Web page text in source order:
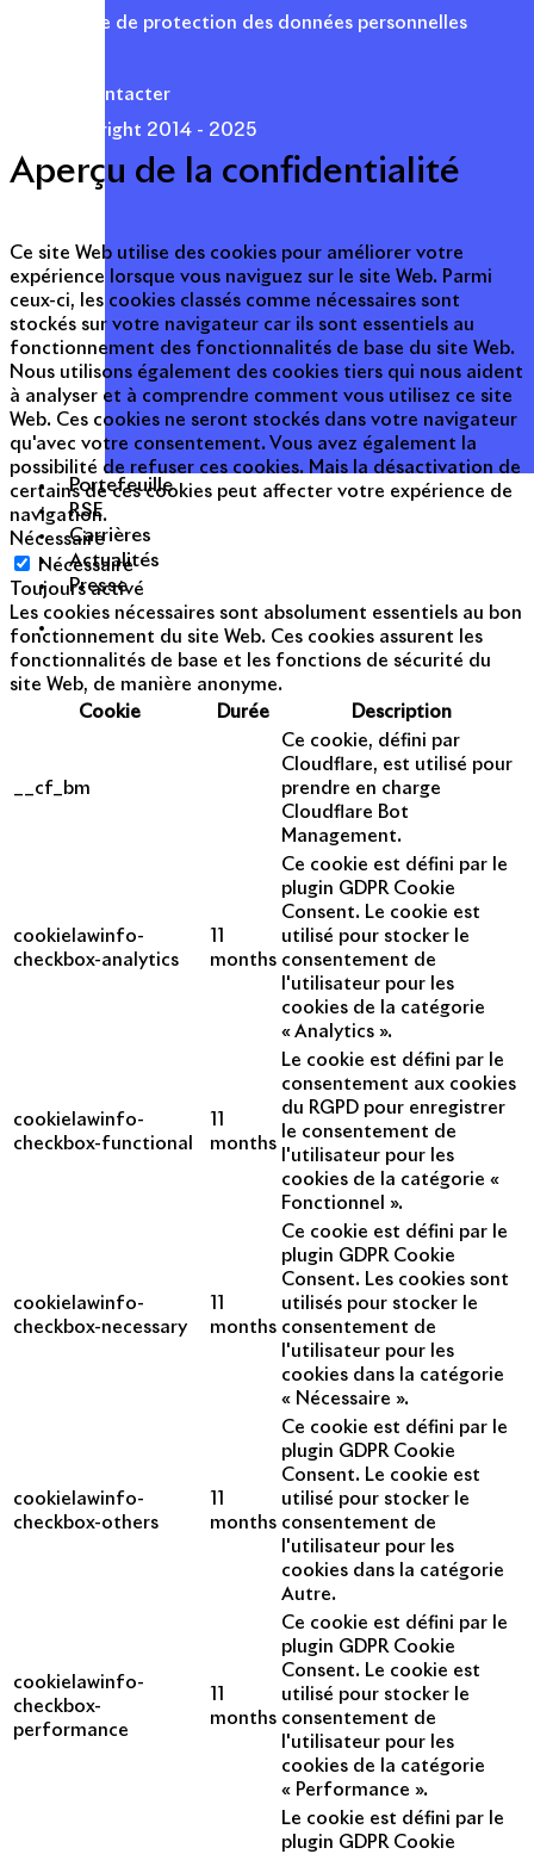
Portefeuille
RSE
Carrières
Actualités
Presse
Politique de protection des données personnelles
Nous contacter
© Copyright 2014 - 2025
Aperçu de la confidentialité
Ce site Web utilise des cookies pour améliorer votre
expérience lorsque vous naviguez sur le site Web. Parmi
ceux-ci, les cookies classés comme nécessaires sont
stockés sur votre navigateur car ils sont essentiels au
fonctionnement des fonctionnalités de base du site Web.
Nous utilisons également des cookies tiers qui nous aident
à analyser et à comprendre comment vous utilisez ce site
Web. Ces cookies ne seront stockés dans votre navigateur
qu'avec votre consentement. Vous avez également la
possibilité de refuser ces cookies. Mais la désactivation de
certains de ces cookies peut affecter votre expérience de
navigation.
Nécessaire
Nécessaire
Toujours activé
Les cookies nécessaires sont absolument essentiels au bon
fonctionnement du site Web. Ces cookies assurent les
fonctionnalités de base et les fonctions de sécurité du
site Web, de manière anonyme.
Cookie
Durée Description
__cf_bm
Ce cookie, défini par
Cloudflare, est utilisé pour
prendre en charge
Cloudflare Bot
Management.
cookielawinfo-
checkbox-analytics
months
Ce cookie est défini par le
plugin GDPR Cookie
Consent. Le cookie est
utilisé pour stocker le
consentement de
l'utilisateur pour les
cookies de la catégorie
« Analytics ».
cookielawinfo-
checkbox-functional
months
Le cookie est défini par le
consentement aux cookies
du RGPD pour enregistrer
le consentement de
l'utilisateur pour les
cookies de la catégorie «
Fonctionnel ».
cookielawinfo-
checkbox-necessary
months
Ce cookie est défini par le
plugin GDPR Cookie
Consent. Les cookies sont
utilisés pour stocker le
consentement de
l'utilisateur pour les
cookies dans la catégorie
« Nécessaire ».
cookielawinfo-
checkbox-others
months
Ce cookie est défini par le
plugin GDPR Cookie
Consent. Le cookie est
utilisé pour stocker le
consentement de
l'utilisateur pour les
cookies dans la catégorie
Autre.
cookielawinfo-
checkbox-
performance
months
Ce cookie est défini par le
plugin GDPR Cookie
Consent. Le cookie est
utilisé pour stocker le
consentement de
l'utilisateur pour les
cookies de la catégorie
« Performance ».
Le cookie est défini par le
plugin GDPR Cookie